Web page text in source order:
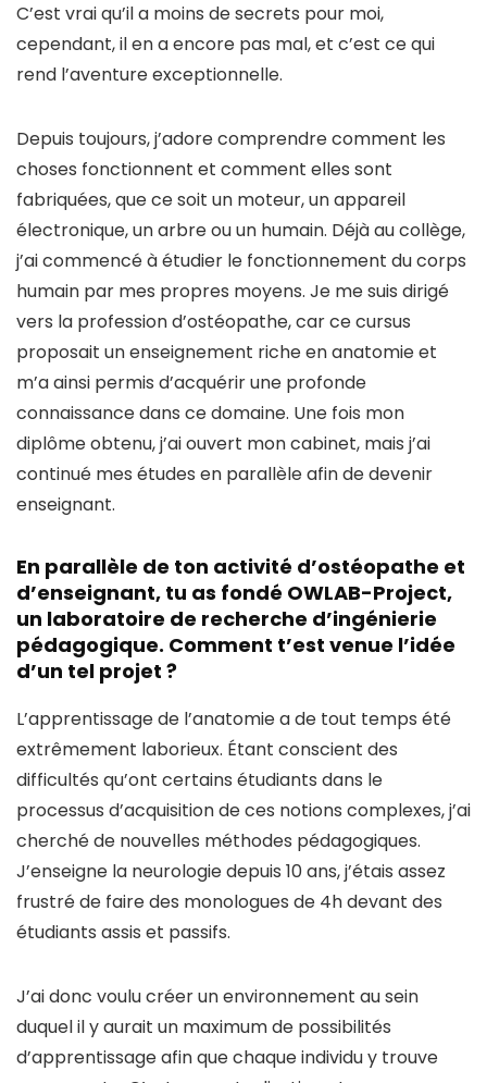
C’est vrai qu’il a moins de secrets pour moi,
cependant, il en a encore pas mal, et c’est ce qui
rend l’aventure exceptionnelle.
Depuis toujours, j’adore comprendre comment les
choses fonctionnent et comment elles sont
fabriquées, que ce soit un moteur, un appareil
électronique, un arbre ou un humain. Déjà au collège,
j’ai commencé à étudier le fonctionnement du corps
humain par mes propres moyens. Je me suis dirigé
vers la profession d’ostéopathe, car ce cursus
proposait un enseignement riche en anatomie et
m’a ainsi permis d’acquérir une profonde
connaissance dans ce domaine. Une fois mon
diplôme obtenu, j’ai ouvert mon cabinet, mais j’ai
continué mes études en parallèle afin de devenir
enseignant.
En parallèle de ton activité d’ostéopathe et
d’enseignant, tu as fondé OWLAB-Project,
un laboratoire de recherche d’ingénierie
pédagogique. Comment t’est venue l’idée
d’un tel projet ?
L’apprentissage de l’anatomie a de tout temps été
extrêmement laborieux. Étant conscient des
difficultés qu’ont certains étudiants dans le
processus d’acquisition de ces notions complexes, j’ai
cherché de nouvelles méthodes pédagogiques.
J’enseigne la neurologie depuis 10 ans, j’étais assez
frustré de faire des monologues de 4h devant des
étudiants assis et passifs.
J’ai donc voulu créer un environnement au sein
duquel il y aurait un maximum de possibilités
d’apprentissage afin que chaque individu y trouve